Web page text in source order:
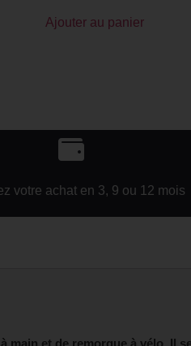
Ajouter au panier
votre achat en 3, 9 ou 12 mois
et de remorque à vélo. Il